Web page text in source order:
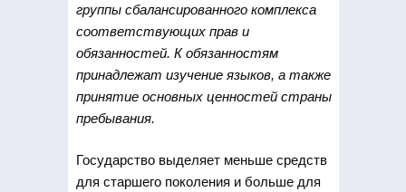
группы сбалансированного комплекса
соответствующих прав и
обязанностей. К обязанностям
принадлежат изучение языков, а также
принятие основных ценностей страны
пребывания.
Государство выделяет меньше средств
для старшего поколения и больше для